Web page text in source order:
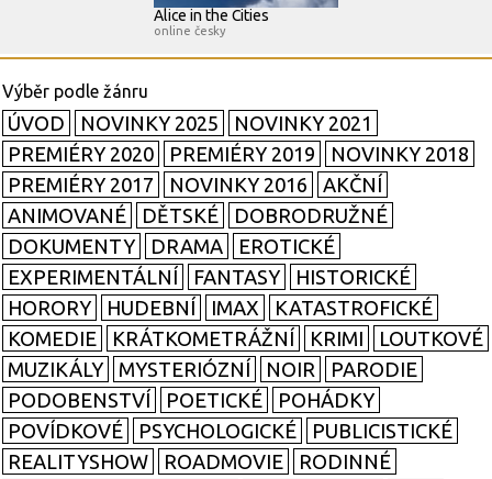
Alice in the Cities
online česky
ÚVOD NOVINKY 2025
NOVINKY 2021
PREMIÉRY 2020
PREMIÉRY 2019
NOVINKY 2018
PREMIÉRY 2017
NOVINKY 2016
AKČNÍ
ANIMOVANÉ
DĚTSKÉ
DOBRODRUŽNÉ
DOKUMENTY
DRAMA
EROTICKÉ
EXPERIMENTÁLNÍ
FANTASY
HISTORICKÉ
HORORY
HUDEBNÍ IMAX
KATASTROFICKÉ
KOMEDIE
KRÁTKOMETRÁŽNÍ KRIMI
LOUTKOVÉ
MUZIKÁLY
MYSTERIÓZNÍ NOIR
PARODIE
PODOBENSTVÍ
POETICKÉ
POHÁDKY
POVÍDKOVÉ
PSYCHOLOGICKÉ
PUBLICISTICKÉ
REALITYSHOW
ROADMOVIE
RODINNÉ